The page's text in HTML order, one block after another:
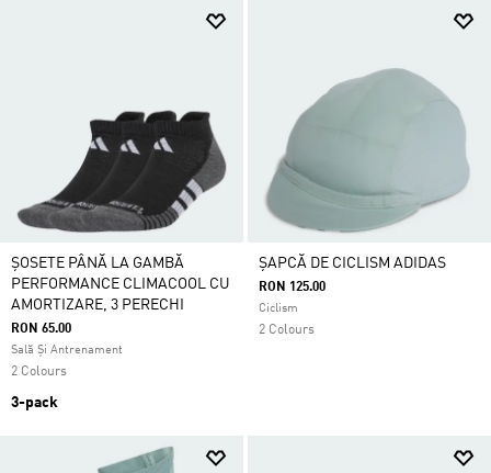
ȘOSETE PÂNĂ LA GAMBĂ
PERFORMANCE CLIMACOOL CU
AMORTIZARE, 3 PERECHI
RON 65.00
Sală Și Antrenament
2 Colours
3-pack
ȘAPCĂ DE CICLISM ADIDAS
RON 125.00
Ciclism
2 Colours